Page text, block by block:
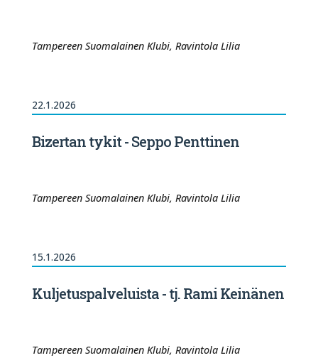
Tampereen Suomalainen Klubi, Ravintola Lilia
22.1.2026
Bizertan tykit - Seppo Penttinen
Tampereen Suomalainen Klubi, Ravintola Lilia
15.1.2026
Kuljetuspalveluista - tj. Rami Keinänen
Tampereen Suomalainen Klubi, Ravintola Lilia